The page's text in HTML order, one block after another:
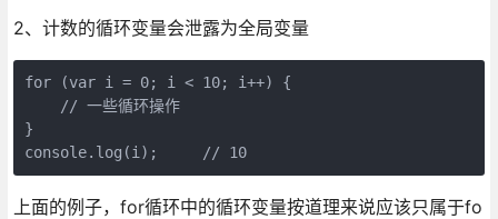
2、计数的循环变量会泄露为全局变量
for (var i = 0; i < 10; i++) {
    // 一些循环操作
}
console.log(i);     // 10
上面的例子，for循环中的循环变量按道理来说应该只属于fo